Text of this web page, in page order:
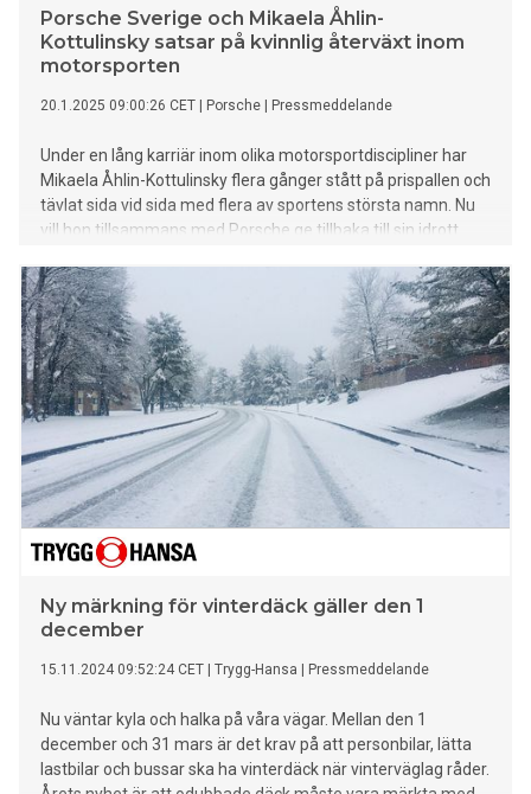
Porsche Sverige och Mikaela Åhlin-
Kottulinsky satsar på kvinnlig återväxt inom
motorsporten
20.1.2025 09:00:26 CET Porsche Pressmeddelande
Under en lång karriär inom olika motorsportdiscipliner har
Mikaela Åhlin-Kottulinsky flera gånger stått på prispallen och
tävlat sida vid sida med flera av sportens största namn. Nu
vill hon tillsammans med Porsche ge tillbaka till sin idrott
skapar en väg in för unga tjejer som drömmer om en karriär
inom racing.
Ny märkning för vinterdäck gäller den 1
december
15.11.2024 09:52:24 CET Trygg-Hansa Pressmeddelande
Nu väntar kyla och halka på våra vägar. Mellan den 1
december och 31 mars är det krav på att personbilar, lätta
lastbilar och bussar ska ha vinterdäck när vinterväglag råder.